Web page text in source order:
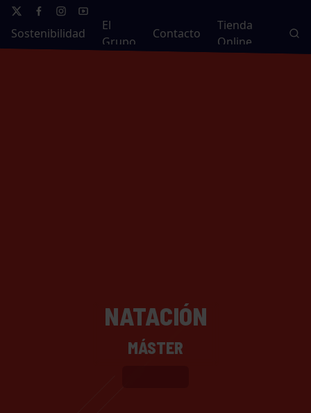
Sostenibilidad
El
Grupo
Contacto
Tienda
Online
NATACIÓN
MÁSTER